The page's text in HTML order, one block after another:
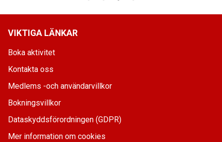
VIKTIGA LÄNKAR
Boka aktivitet
Kontakta oss
Medlems -och användarvillkor
Bokningsvillkor
Dataskyddsförordningen (GDPR)
Mer information om cookies